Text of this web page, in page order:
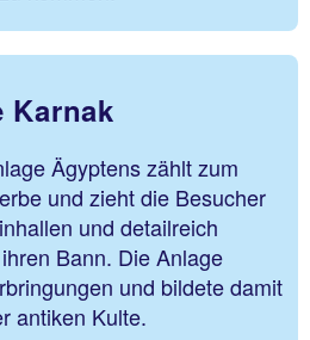
Karnak
Ägyptens zählt zum
und zieht die Besucher
und detailreich
Bann. Die Anlage
und bildete damit
antiken Kulte.